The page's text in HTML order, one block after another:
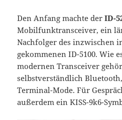
Den Anfang machte derID-
Mobilfunktransceiver, ein
Nachfolger des inzwischen
gekommenen ID-5100. Wie
modernen Transceiver
selbstverständlich
Terminal-Mode. Für
außerdem ein KISS-9k6-